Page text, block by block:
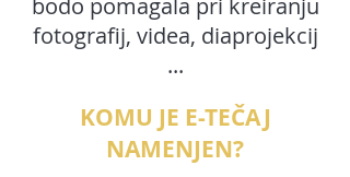
bodo pomagala pri kreiranju
fotografij, videa, diaprojekcij
...
KOMU JE E-TEČAJ
NAMENJEN?